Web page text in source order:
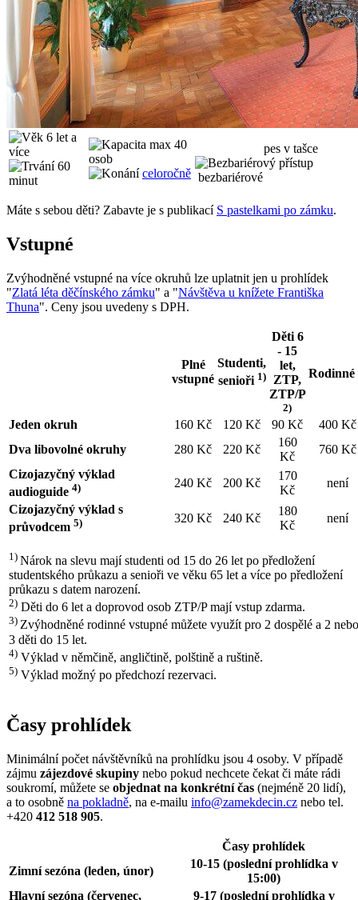
6 let a
více
60
minut
max 40
osob
celoročně
pes v tašce
bezbariérové
Máte s sebou děti? Zabavte je s publikací S pastelkami po zámku.
Vstupné
Zvýhodněné vstupné na více okruhů lze uplatnit jen u prohlídek
"Zlatá léta děčínského zámku" a "Návštěva u knížete Františka
Thuna". Ceny jsou uvedeny s DPH.
Plné
vstupné
Studenti,
senioři 1)
Děti 6
- 15
let,
ZTP,
ZTP/P
2)
Rodinné
Jeden okruh 160 Kč 120 Kč 90 Kč
400 Kč
Dva libovolné okruhy
280 Kč 220 Kč
160
Kč
760 Kč
Cizojazyčný výklad
audioguide 4) 240 Kč 200 Kč
170
Kč
není
Cizojazyčný výklad s
průvodcem 5) 320 Kč 240 Kč
180
Kč
není
1) Nárok na slevu mají studenti od 15 do 26 let po předložení
studentského průkazu a senioři ve věku 65 let a více po předložení
průkazu s datem narození.
2) Děti do 6 let a doprovod osob ZTP/P mají vstup zdarma.
3) Zvýhodněné rodinné vstupné můžete využít pro 2 dospělé a 2 nebo
3 děti do 15 let.
4) Výklad v němčině, angličtině, polštině a ruštině.
5) Výklad možný po předchozí rezervaci.
Časy prohlídek
Minimální počet návštěvníků na prohlídku jsou 4 osoby. V případě
zájmu zájezdové skupiny nebo pokud nechcete čekat či máte rádi
soukromí, můžete se objednat na konkrétní čas (nejméně 20 lidí),
a to osobně na pokladně, na e-mailu info@zamekdecin.cz nebo tel.
+420 412 518 905.
Časy prohlídek
Zimní sezóna (leden, únor)
10-15 (poslední prohlídka v
15:00)
Hlavní sezóna (červenec,
9-17 (poslední prohlídka v